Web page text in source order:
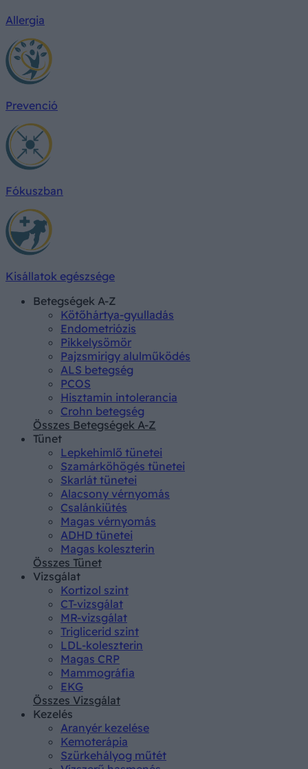
Allergia
Prevenció
Fókuszban
Kisállatok egészsége
Betegségek A-Z
Kötőhártya-gyulladás
Endometriózis
Pikkelysömör
Pajzsmirigy alulműködés
ALS betegség
PCOS
Hisztamin intolerancia
Crohn betegség
Összes Betegségek A-Z
Tünet
Lepkehimlő tünetei
Szamárköhögés tünetei
Skarlát tünetei
Alacsony vérnyomás
Csalánkiütés
Magas vérnyomás
ADHD tünetei
Magas koleszterin
Összes Tünet
Vizsgálat
Kortizol szint
CT-vizsgálat
MR-vizsgálat
Triglicerid szint
LDL-koleszterin
Magas CRP
Mammográfia
EKG
Összes Vizsgálat
Kezelés
Aranyér kezelése
Kemoterápia
Szürkehályog műtét